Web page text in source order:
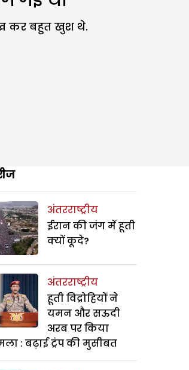
कर बहुत खुश थे.
अंतरराष्ट्रीय
ईरान की जंग में हूती
क्यों कूदे?
अंतरराष्ट्रीय
हूती विद्रोहियों ने
यमन और सऊदी
अरब पर किया
: बढ़ाई ट्रंप की मुसीबत